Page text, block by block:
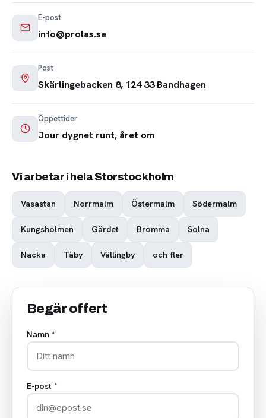
E-post
info@prolas.se
Post
Skärlingebacken 8, 124 33 Bandhagen
Öppettider
Jour dygnet runt, året om
Vi arbetar i hela Storstockholm
Vasastan Norrmalm Östermalm Södermalm
Kungsholmen Gärdet Bromma Solna
Nacka Täby Vällingby och fler
Begär offert
Namn *
E-post *